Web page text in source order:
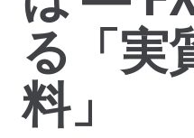
る「実
料」